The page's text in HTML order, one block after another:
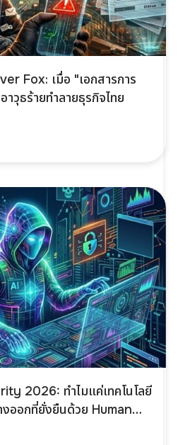
Fox: เมื่อ "เอกสารการ
าวุธร้ายทำลายธุรกิจไทย
2026: ทำไมแค่เทคโนโลยี
งออกที่ยั่งยืนด้วย Human